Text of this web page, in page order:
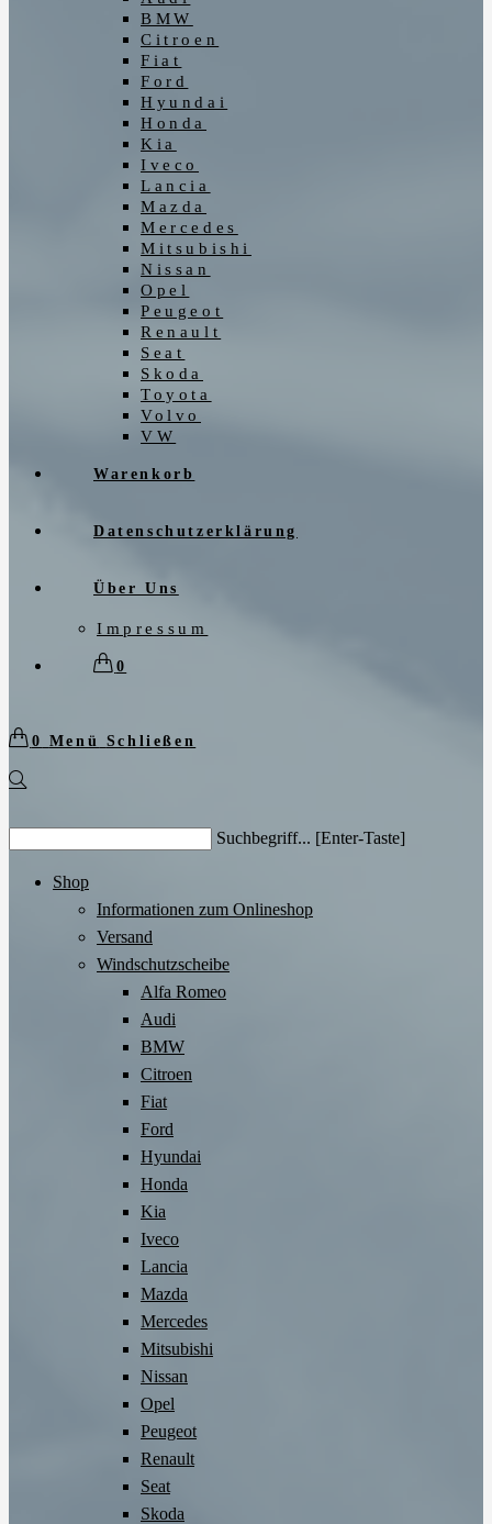
BMW
Citroen
Fiat
Ford
Hyundai
Honda
Kia
Iveco
Lancia
Mazda
Mercedes
Mitsubishi
Nissan
Opel
Peugeot
Renault
Seat
Skoda
Toyota
Volvo
VW
Warenkorb
Datenschutzerklärung
Über Uns
Impressum
0
0 Menü Schließen
website
Suchbegriff... [Enter-Taste]
Shop
Informationen zum Onlineshop
Versand
Windschutzscheibe
Alfa Romeo
Audi
BMW
Citroen
Fiat
Ford
Hyundai
Honda
Kia
Iveco
Lancia
Mazda
Mercedes
Mitsubishi
Nissan
Opel
Peugeot
Renault
Seat
Skoda